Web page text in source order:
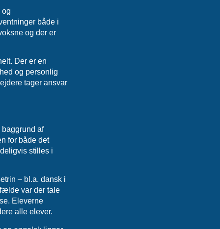
og
både i
og der er
Der er en
og personlig
tager ansvar
af
for både det
stilles i
– bl.a. dansk i
var der tale
Eleverne
alle elever.